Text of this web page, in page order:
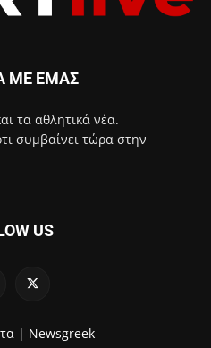
ΜΕ ΕΜΑΣ
τα αθλητικά νέα.
συμβαίνει τώρα στην
US
| Newsgreek